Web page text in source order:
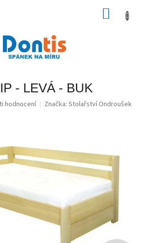
- LEVÁ - BUK
hodnocení Značka: Stolařství Ondroušek